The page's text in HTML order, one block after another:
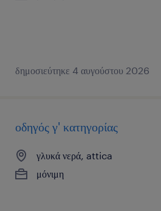
δημοσιεύτηκε 4 αυγούστου 2026
οδηγός γ' κατηγορίας
γλυκά νερά, attica
μόνιμη